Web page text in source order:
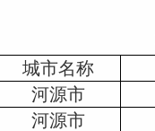
城市名称
河源市
河源市